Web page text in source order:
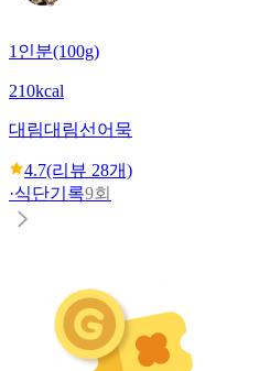
1인분(100g)
210kcal
대림대림선어묵
4.7(리뷰 28개)
·식단기록9회